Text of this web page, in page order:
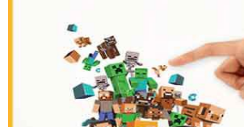
فارسی رایگان علاوه بر این‌که
برای کودکان باشند، می‌توانند به آن‌ها
لغات و تقویت مهارت خواندن کمک کنند.
ماین کرافت یک انتخاب عالی برای
به این بازی محبوب هستند.